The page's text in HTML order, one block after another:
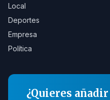
Local
Deportes
Empresa
Política
¿Quieres